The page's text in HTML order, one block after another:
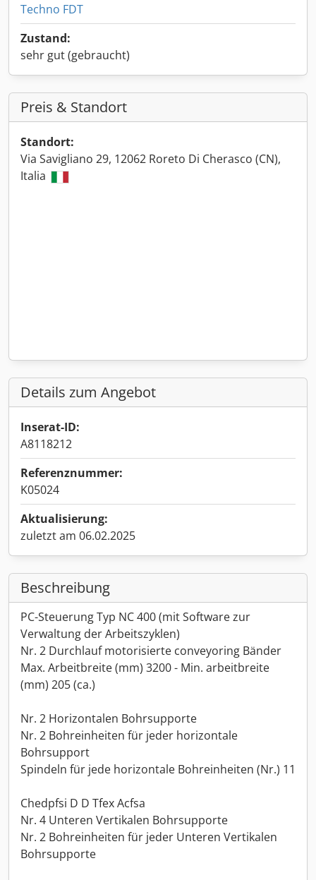
Techno FDT
Zustand:
sehr gut (gebraucht)
Preis & Standort
Standort:
Via Savigliano 29, 12062 Roreto Di Cherasco (CN),
Italia
Details zum Angebot
Inserat-ID:
A8118212
Referenznummer:
K05024
Aktualisierung:
zuletzt am 06.02.2025
Beschreibung
PC-Steuerung Typ NC 400 (mit Software zur
Verwaltung der Arbeitszyklen)
Nr. 2 Durchlauf motorisierte conveyoring Bänder
Max. Arbeitbreite (mm) 3200 - Min. arbeitbreite
(mm) 205 (ca.)
Nr. 2 Horizontalen Bohrsupporte
Nr. 2 Bohreinheiten für jeder horizontale
Bohrsupport
Spindeln für jede horizontale Bohreinheiten (Nr.) 11
Chedpfsi D D Tfex Acfsa
Nr. 4 Unteren Vertikalen Bohrsupporte
Nr. 2 Bohreinheiten für jeder Unteren Vertikalen
Bohrsupporte